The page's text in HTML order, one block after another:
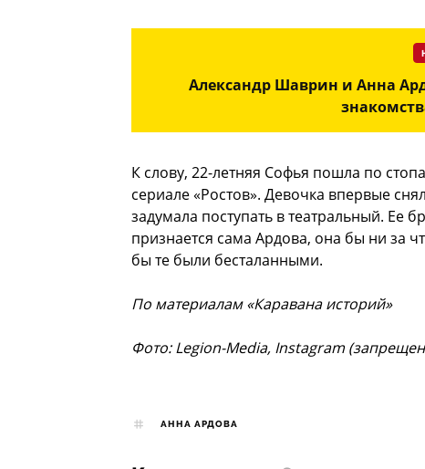
Александр Шаврин и Анна
К слову, 22-летняя Софья пошла по
сериале «Ростов». Девочка впервые
задумала поступать в театральный. Ее
признается сама Ардова, она бы ни за
бы те были бесталанными.
По материалам «Каравана историй»
Фото: Legion-Media, Instagram
АННА АРДОВА